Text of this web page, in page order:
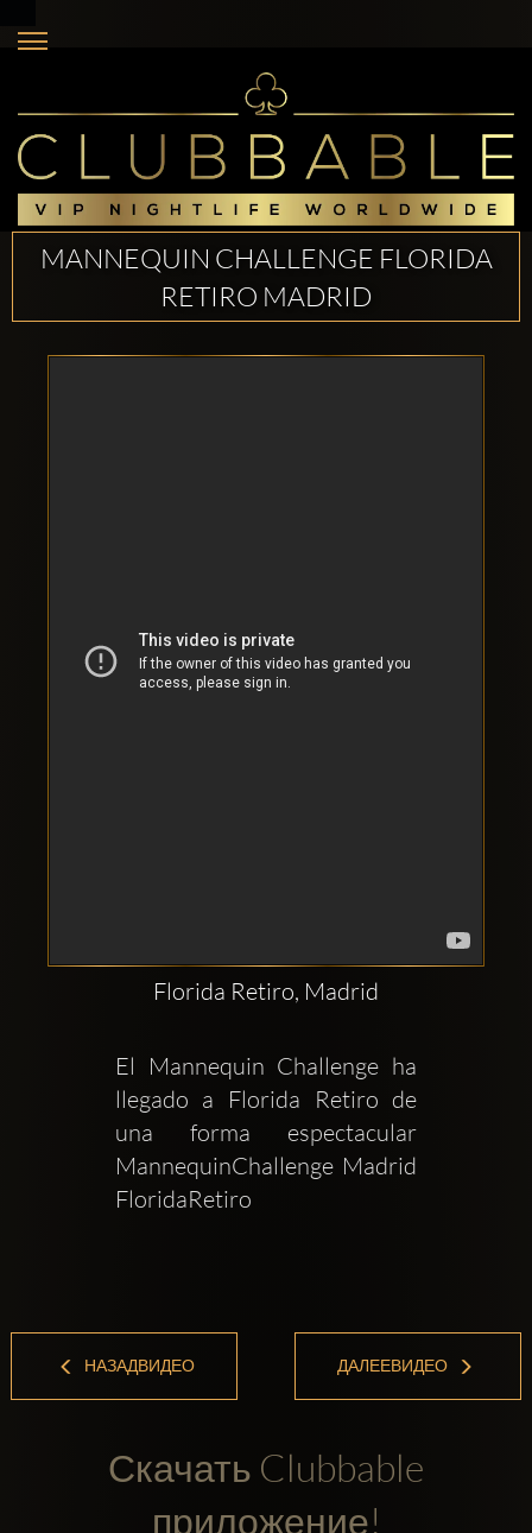
MANNEQUIN CHALLENGE FLORIDA
RETIRO MADRID
Florida Retiro, Madrid
El Mannequin Challenge ha
llegado a Florida Retiro de
una forma espectacular
MannequinChallenge Madrid
FloridaRetiro
НАЗАДВИДЕО ДАЛЕЕВИДЕО
Скачать Clubbable
приложение!